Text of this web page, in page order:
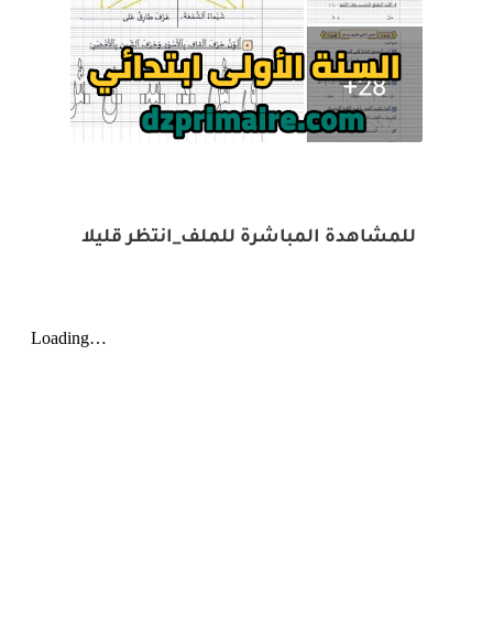
للمشاهدة المباشرة للملف_انتظر قليلا